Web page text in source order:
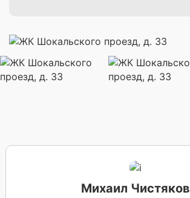
Михаил Чистяков